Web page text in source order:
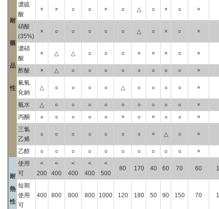
耐
藥
品
性
濃硫
酸
× × ○ ○ × ○ △ ○ × ○ ×
硝酸
(35%)
× ○ ○ ○ ○ ○ △ ○ × ○ ×
濃硝
酸
× △ △ ○ ○ ○ × × × ○ ×
酢酸 × △ ○ ○ ○ ○ ○ ○ ○ ○
×
氫氧
化鈉
△ ○ ○ ○ ○ △ ○ ○ ○ ○ ×
氨水 △ ○ ○ ○ ○ ○ ○ ○ ○ ○
×
丙酮
○ ○ ○ ○ ○ × ○ × ○ ○
×
三氯
乙烯
○ ○ ○ ○ ○ ○ ○ × △ ○ ×
乙醇 ○ ○ ○ ○ ○ ○ ○ ○ ○ ○ ×
耐
熱
性
使用
可
<
200
<
400
<
400
<
400
<
500
80 170 40 60 70 60
短期
使用
可
400 800 800 800 1000 120 180 50 90 150 70